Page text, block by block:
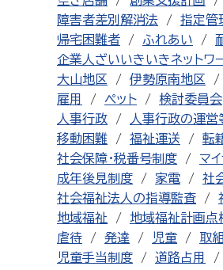
障害者差別解消法
指定管
帰宅困難者
ふれあい
企業人ざいいきいきネットワ
大山地区
伊勢原南地区
雇用
ペット 検討委員会
人事行政
人事行政の運営
移動困難
福祉運送 転
社会保障・税番号制度
マ
成年後見制度
家電 社
社会福祉法人の指導監査
地域福祉
地域福祉計画点
虐待
発達 児童 取
児童手当制度
道路占用